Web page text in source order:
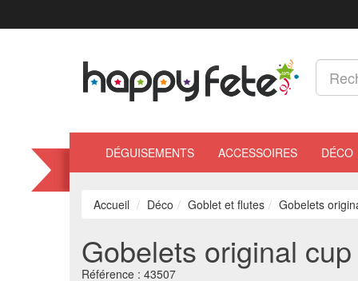
DÉGUISEMENTS ACCESSOIRES DÉCO
Accueil Déco Goblet et flutes Gobelets
Gobelets original
Référence : 43507